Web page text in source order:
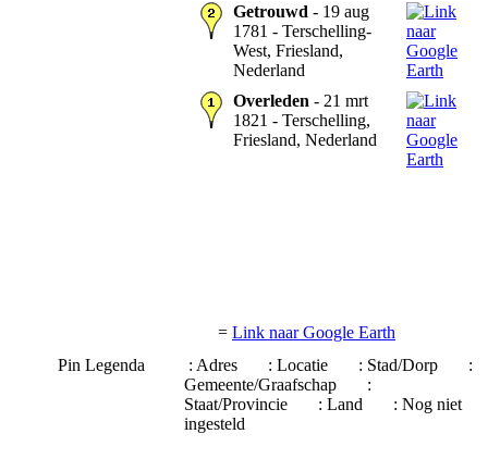
Getrouwd - 19 aug
1781 - Terschelling-
West, Friesland,
Nederland
Overleden - 21 mrt
1821 - Terschelling,
Friesland, Nederland
= Link naar Google Earth
Pin Legenda
: Adres : Locatie : Stad/Dorp
:
Gemeente/Graafschap
:
Staat/Provincie
: Land
: Nog niet
ingesteld